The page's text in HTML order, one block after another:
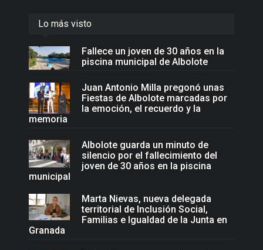
Lo más visto
Fallece un joven de 30 años en la
piscina municipal de Albolote
Juan Antonio Milla pregonó unas
Fiestas de Albolote marcadas por
la emoción, el recuerdo y la
memoria
Albolote guarda un minuto de
silencio por el fallecimiento del
joven de 30 años en la piscina
municipal
Marta Nievas, nueva delegada
territorial de Inclusión Social,
Familias e Igualdad de la Junta en
Granada